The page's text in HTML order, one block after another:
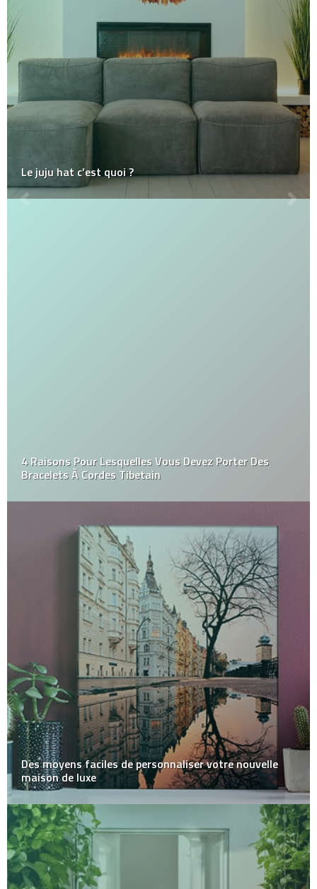
Le juju hat c’est quoi ?
4 Raisons Pour Lesquelles Vous Devez Porter Des
Bracelets À Cordes Tibetain
Des moyens faciles de personnaliser votre nouvelle
maison de luxe